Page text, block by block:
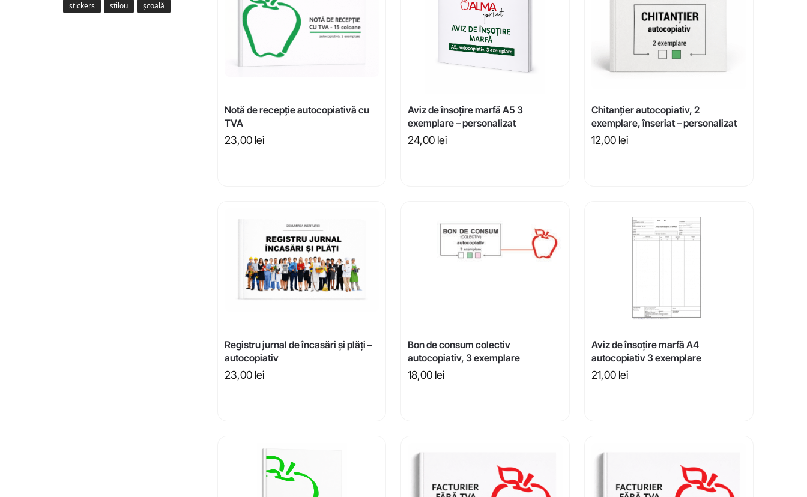
Notă de recepție autocopiativă cu
TVA
23,00 lei
Aviz de însoțire marfă A5 3
exemplare – personalizat
24,00 lei
Chitanțier autocopiativ, 2
exemplare, înseriat – personalizat
12,00 lei
Registru jurnal de încasări și plăți –
autocopiativ
23,00 lei
Bon de consum colectiv
autocopiativ, 3 exemplare
18,00 lei
Aviz de însoțire marfă A4
autocopiativ 3 exemplare
21,00 lei
stickers
stilou școală